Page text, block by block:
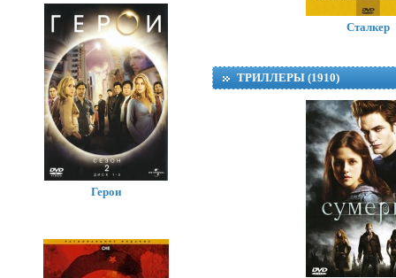
Сталкер
ТРИЛЛЕРЫ (1910)
Герои